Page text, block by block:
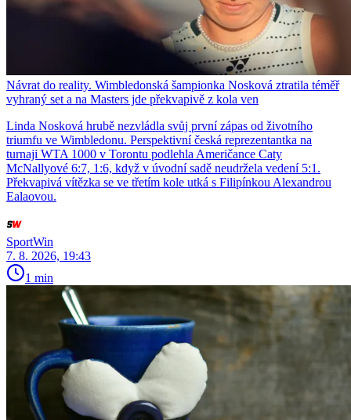
Návrat do reality. Wimbledonská šampionka Nosková ztratila téměř
vyhraný set a na Masters jde překvapivě z kola ven
Linda Nosková hrubě nezvládla svůj první zápas od životního
triumfu ve Wimbledonu. Perspektivní česká reprezentantka na
turnaji WTA 1000 v Torontu podlehla Američance Caty
McNallyové 6:7, 1:6, když v úvodní sadě neudržela vedení 5:1.
Překvapivá vítězka se ve třetím kole utká s Filipínkou Alexandrou
Ealaovou.
SportWin
7. 8. 2026, 19:43
1 min